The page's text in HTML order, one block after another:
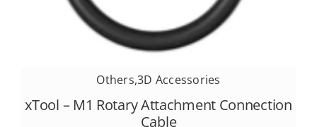
Others,3D Accessories
xTool – M1 Rotary Attachment Connection
Cable